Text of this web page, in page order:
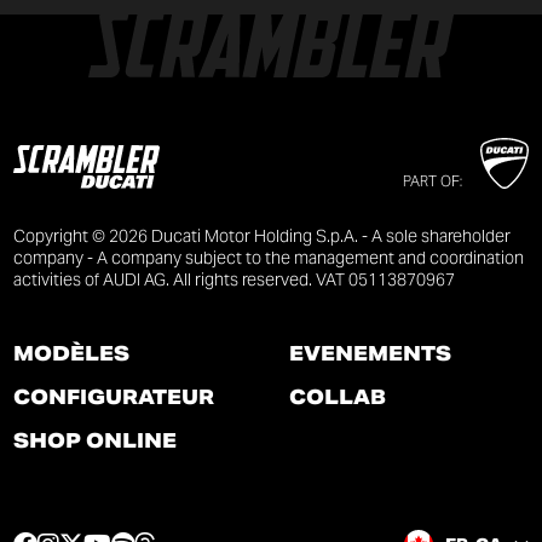
PART OF:
Copyright © 2026 Ducati Motor Holding S.p.A. - A sole shareholder
company - A company subject to the management and coordination
activities of AUDI AG. All rights reserved. VAT 05113870967
MODÈLES
CONFIGURATEUR
SHOP ONLINE
ÉVÉNEMENTS
COLLAB